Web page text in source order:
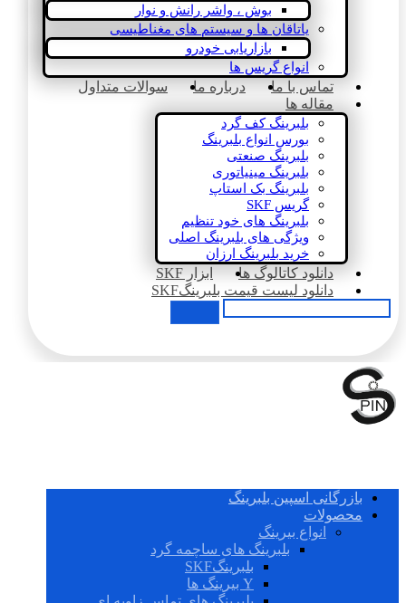
بوش ، واشر رانش و نوار
یاتاقان ها و سیستم های مغناطیسی
بازاریابی خودرو
انواع گریس ها
تماس با ما درباره ما
سوالات متداول
مقاله ها
بلبرینگ کف گرد
بورس انواع بلبرینگ
بلبرینگ صنعتی
بلبرینگ مینیاتوری
بلبرینگ بک استاپ
گریس SKF
بلبرینگ های خود تنظیم
ویژگی های بلبرینگ اصلی
خرید بلبرینگ ارزان
دانلود کاتالوگ ها
ابزار SKF
دانلود لیست قیمت بلبرینگSKF
بازرگانی اسپین بلبرینگ
محصولات
انواع بیرینگ
بلبرینگ های ساچمه گرد
بلبرینگSKF
Y بیرینگ ها